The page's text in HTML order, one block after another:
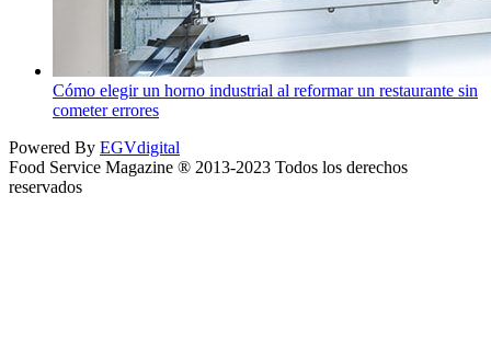
Cómo elegir un horno industrial al reformar un restaurante sin
cometer errores
Powered By EGVdigital
Food Service Magazine ® 2013-2023 Todos los derechos
reservados